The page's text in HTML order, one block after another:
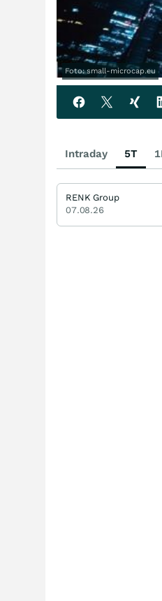
Foto: small-microcap.eu
Intraday 5T
RENK Group
07.08.26